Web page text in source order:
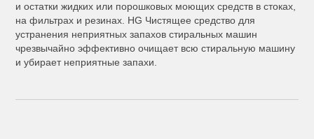
и остатки жидких или порошковых моющих средств в стоках,
на фильтрах и резинах. HG Чистящее средство для
устранения неприятных запахов стиральных машин
чрезвычайно эффективно очищает всю стиральную машину
и убирает неприятные запахи.